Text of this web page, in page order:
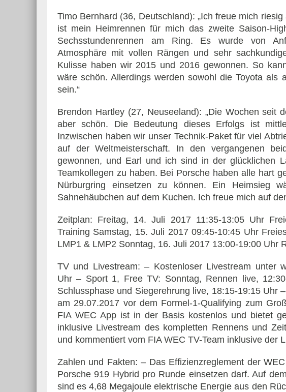
Timo Bernhard (36, Deutschland): „Ich freue mich
ist mein Heimrennen für mich das zweite Saison-
Sechsstundenrennen am Ring. Es wurde von
Atmosphäre mit vollen Rängen und sehr
Kulisse haben wir 2015 und 2016 gewonnen. So
wäre schön. Allerdings werden sowohl die Toyota als
sein.“
Brendon Hartley (27, Neuseeland): „Die Wochen seit
aber schön. Die Bedeutung dieses Erfolgs ist
Inzwischen haben wir unser Technik-Paket für viel
auf der Weltmeisterschaft. In den vergangenen
gewonnen, und Earl und ich sind in der glücklichen
Teamkollegen zu haben. Bei Porsche haben alle hart
Nürburgring einsetzen zu können. Ein Heimsieg
Sahnehäubchen auf dem Kuchen. Ich freue mich auf
Zeitplan: Freitag, 14. Juli 2017 11:35-13:05 Uhr
Training Samstag, 15. Juli 2017 09:45-10:45 Uhr
LMP1 & LMP2 Sonntag, 16. Juli 2017 13:00-19:00 Uhr
TV und Livestream: – Kostenloser Livestream unter
Uhr – Sport 1, Free TV: Sonntag, Rennen live,
Schlussphase und Siegerehrung live, 18:15-19:15 Uhr
am 29.07.2017 vor dem Formel-1-Qualifying zum
FIA WEC App ist in der Basis kostenlos und bietet
inklusive Livestream des kompletten Rennens und
und kommentiert vom FIA WEC TV-Team inklusive der
Zahlen und Fakten: – Das Effizienzreglement der
Porsche 919 Hybrid pro Runde einsetzen darf. Auf
sind es 4,68 Megajoule elektrische Energie aus den